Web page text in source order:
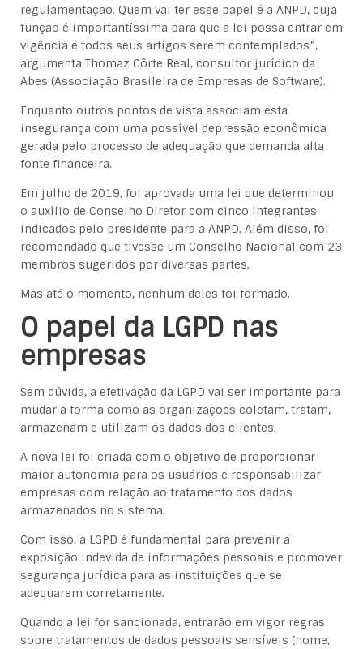
regulamentação. Quem vai ter esse papel é a ANPD, cuja
função é importantíssima para que a lei possa entrar em
vigência e todos seus artigos serem contemplados”,
argumenta Thomaz Côrte Real, consultor jurídico da
Abes (Associação Brasileira de Empresas de Software).
Enquanto outros pontos de vista associam esta
insegurança com uma possível depressão econômica
gerada pelo processo de adequação que demanda alta
fonte financeira.
Em julho de 2019, foi aprovada uma lei que determinou
o auxílio de Conselho Diretor com cinco integrantes
indicados pelo presidente para a ANPD. Além disso, foi
recomendado que tivesse um Conselho Nacional com 23
membros sugeridos por diversas partes.
Mas até o momento, nenhum deles foi formado.
O papel da LGPD nas
empresas
Sem dúvida, a efetivação da LGPD vai ser importante para
mudar a forma como as organizações coletam, tratam,
armazenam e utilizam os dados dos clientes.
A nova lei foi criada com o objetivo de proporcionar
maior autonomia para os usuários e responsabilizar
empresas com relação ao tratamento dos dados
armazenados no sistema.
Com isso, a LGPD é fundamental para prevenir a
exposição indevida de informações pessoais e promover
segurança jurídica para as instituições que se
adequarem corretamente.
Quando a lei for sancionada, entrarão em vigor regras
sobre tratamentos de dados pessoais sensíveis (nome,